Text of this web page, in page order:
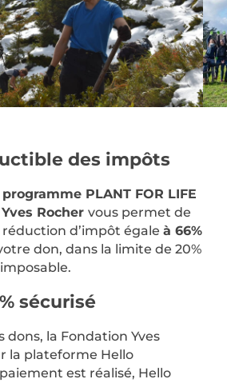
des impôts
PLANT FOR LIFE
Rocher vous permet de
réduction d’impôt égale à 66%
don, dans la limite de 20%
sécurisé
dons, la Fondation Yves
la plateforme Hello
est réalisé, Hello